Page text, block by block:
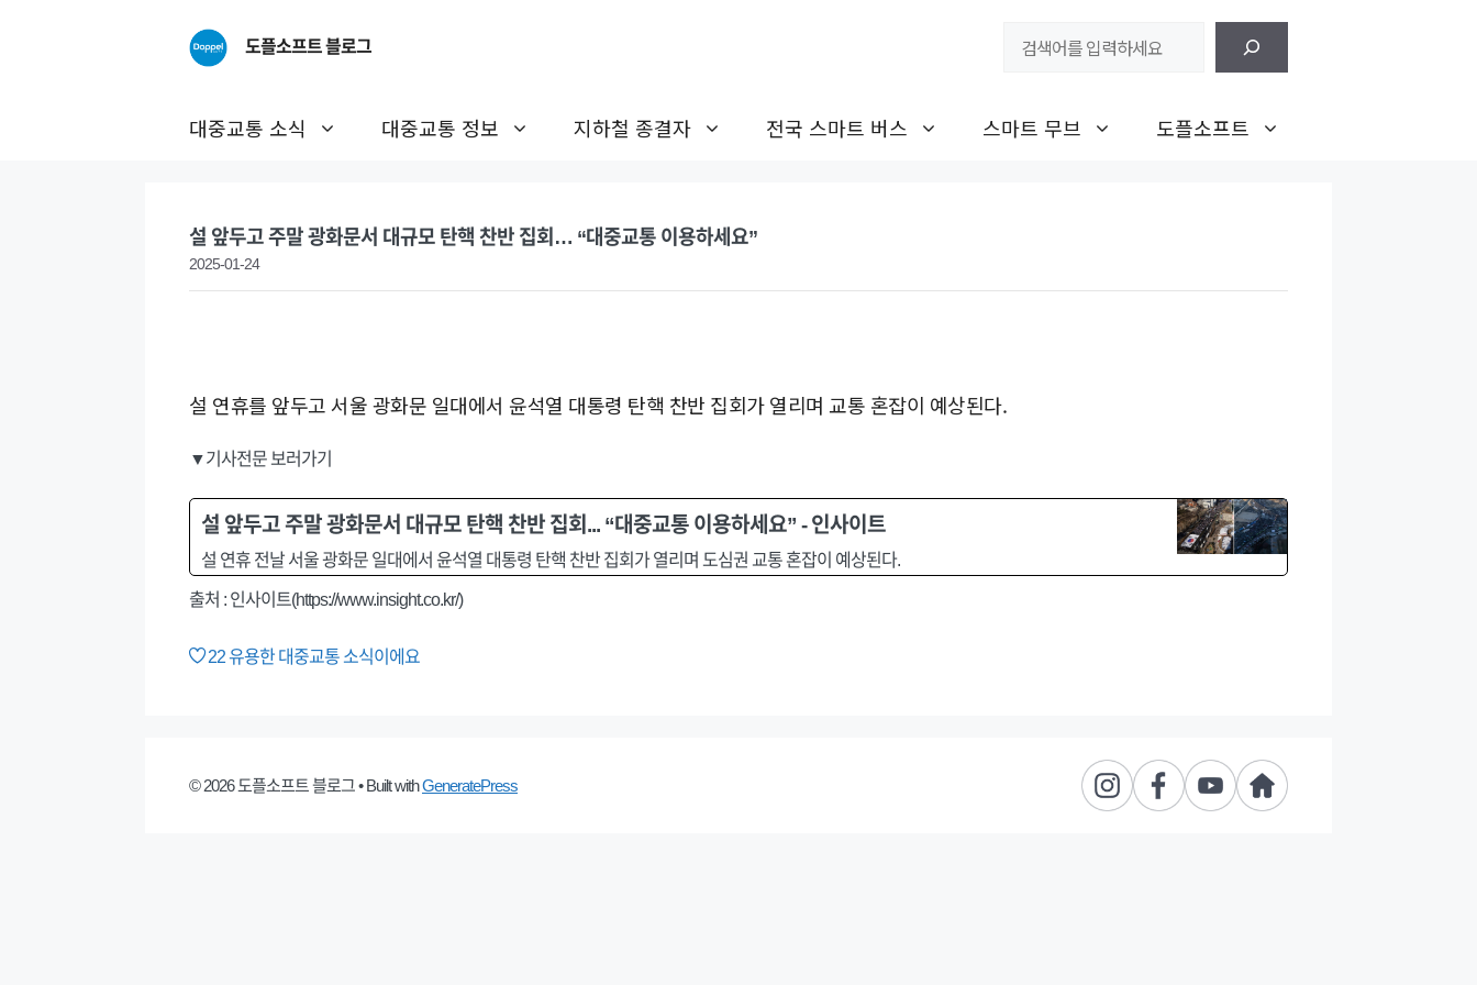
도플소프트 블로그
대중교통 소식 대중교통 정보 지하철 종결자 전국 스마트 버스 스마트 무브 도플소프트
설 앞두고 주말 광화문서 대규모 탄핵 찬반 집회… “대중교통 이용하세요”
2025-01-24
설 연휴를 앞두고 서울 광화문 일대에서 윤석열 대통령 탄핵 찬반 집회가 열리며 교통 혼잡이 예상된다.
▼기사전문 보러가기
설 앞두고 주말 광화문서 대규모 탄핵 찬반 집회... “대중교통 이용하세요” - 인사이트
설 연휴 전날 서울 광화문 일대에서 윤석열 대통령 탄핵 찬반 집회가 열리며 도심권 교통 혼잡이 예상된다.
출처 : 인사이트(https://www.insight.co.kr/)
22유용한 대중교통 소식이에요
© 2026 도플소프트 블로그• Built withGeneratePress